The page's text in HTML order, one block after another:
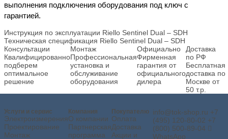
выполнения подключения оборудования под ключ с
гарантией.
Инструкция по эксплуатации Riello Sentinel Dual – SDH
Техническая спецификация Riello Sentinel Dual – SDH
Консультации
Квалифицированно
подберем
оптимальное
решение
Монтаж
Профессиональная
установка и
обслуживание
оборудования
Официально
Фирменная
гарантия от
официального
дилера
Доставка
по РФ
Бесплатная
доставка по
Москве от
50 т.р.
Услуги и сервис
Электроизмерения
Проектирование
Монтаж
Компания
О компании
Партнерская
программа
Покупателю
Оплата
Доставка
Акции и
info@tok-shop.ru +7
(495) 120-80-02 +7
(800) 500-89-04
WhatsApp